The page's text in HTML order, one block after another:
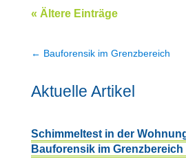
« Ältere Einträge
← Bauforensik im Grenzbereich
Aktuelle Artikel
Schimmeltest in der
Bauforensik im Grenzbereich